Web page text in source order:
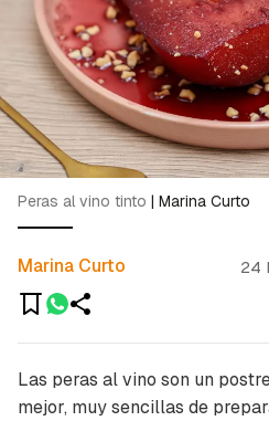
Marina Curto 24
Peras al vino tinto | Marina Curto
Las peras al vino son un
mejor, muy sencillas de